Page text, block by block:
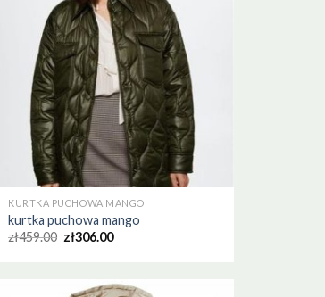
KURTKA PUCHOWA MANGO
kurtka puchowa mango
zł459.00 zł306.00